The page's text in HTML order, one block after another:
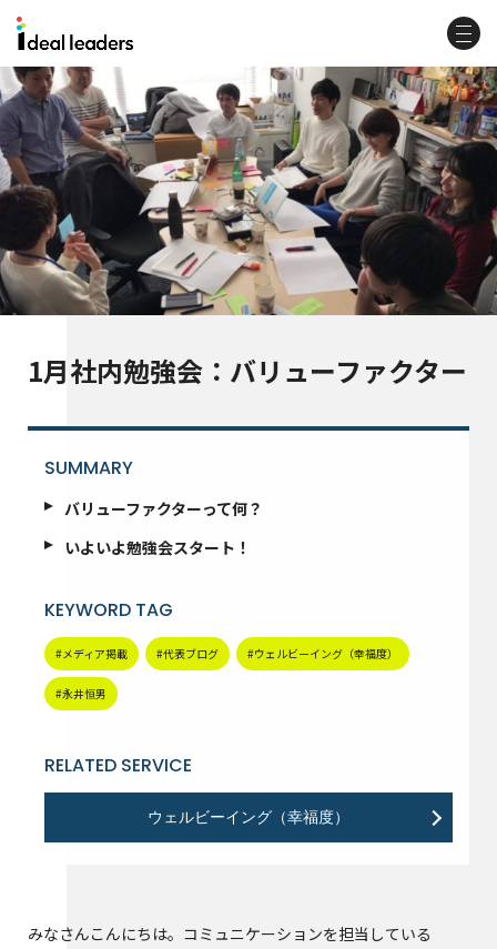
1月社内勉強会：バリューファクター
SUMMARY
バリューファクターって何？
いよいよ勉強会スタート！
KEYWORD TAG
#メディア掲載 #代表ブログ #ウェルビーイング（幸福度）
#永井恒男
RELATED SERVICE
ウェルビーイング（幸福度）
みなさんこんにちは。コミュニケーションを担当している